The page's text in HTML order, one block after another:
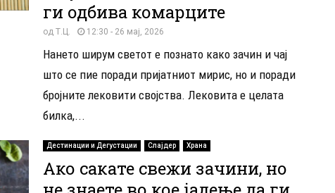
ги одбива комарците
од Т.Ц. 12:30 - 26 мај, 2026
Нането ширум светот е познато како зачин и чај
што се пие поради пријатниот мирис, но и поради
бројните лековити својства. Лековита е целата
билка,...
Дестинации и Дегустации Слајдер Храна
Ако сакате свежи зачини, но